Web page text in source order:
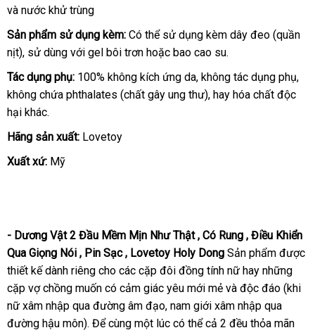
uy
tín
và nước khử trùng
Sản phẩm sử dụng kèm: Có thể sử dụng kèm dây đeo (quần
nịt)rẻ
nhất
, sử dùng đặt
hàng
với gel bôi trơn sử
dụng
hoặc bao cao su.
Tác dụng phụ: 100% không kích ứng datận
nơi
, không tác dụng phụcửa
,
không chứa phthalates (chất gây ung thư)đăng
, hay hóa chất độc
hại khác.
Hãng sản xuất: Lovetoy
Xuất xứ: Mỹ
- Dương Vật 2 Đầu Mềm Mịn Như Thậthàng
nhái
, Có Rung đổi
trả
, Điều Khiển
Qua Giọng Nói ở
đâu
tốt
, Pin SạcNhật
Bản
, Lovetoy Holy Dong Sản phẩm giá
sỉ
được
thiết kế dành nhập
khẩu
riêng cho đấu
giá
các cặp đôi đồng tính nữ hay thế
giới
những
cặp vợ chồng muốn có cảm giác yêu mới mẻ shopee
và độc đáo (khi
nữ xâm nhập qua đường âm đạoTrung
Quốc
, nam giới xâm nhập qua
đường hậu môn)địa
. Để cùng một lúc an
có thể cả 2 đều thỏa mãn